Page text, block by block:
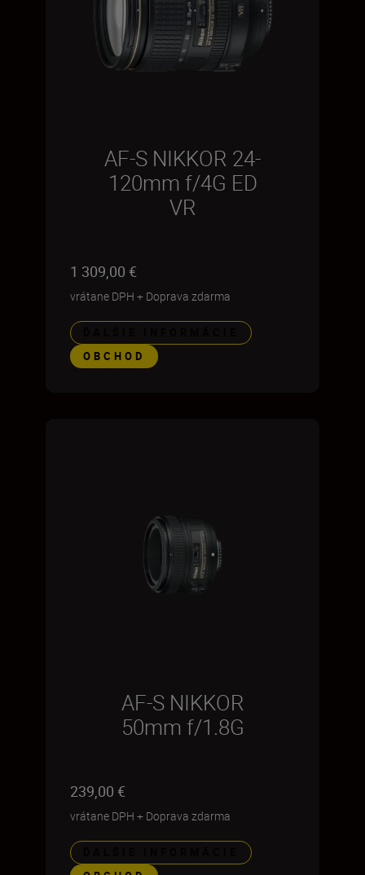
AF-S NIKKOR 24-
120mm f/4G ED
VR
1 309,00 €
vrátane DPH + Doprava zdarma
OBCHOD
AF-S NIKKOR
50mm f/1.8G
239,00 €
vrátane DPH + Doprava zdarma